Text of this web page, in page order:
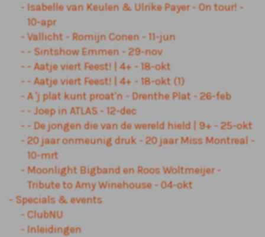
Isabelle van Keulen & Ulrike Payer - On tour! -
10-apr
Vallicht - Romijn Conen - 11-jun
- Sintshow Emmen - 29-nov
- Aatje viert Feest! | 4+ - 18-okt
- Aatje viert Feest! | 4+ - 18-okt (1)
A 'j plat kunt proat'n - Drenthe Plat - 26-feb
- Joep in ATLAS - 12-dec
- De jongen die van de wereld hield | 9+ - 25-okt
20 jaar onmeunig druk - 20 jaar Miss Montreal -
10-mrt
Moonlight Bigband en Roos Woltmeijer -
Tribute to Amy Winehouse - 04-okt
Specials & events
ClubNU
Inleidingen